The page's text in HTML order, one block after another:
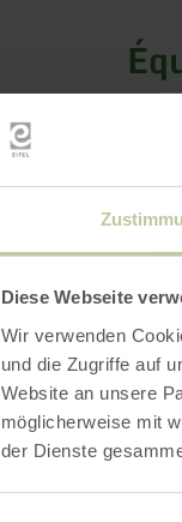
Diese Webseite
Wir verwenden
und die Zugriffe auf
Website an unsere
möglicherweise mit
der Dienste